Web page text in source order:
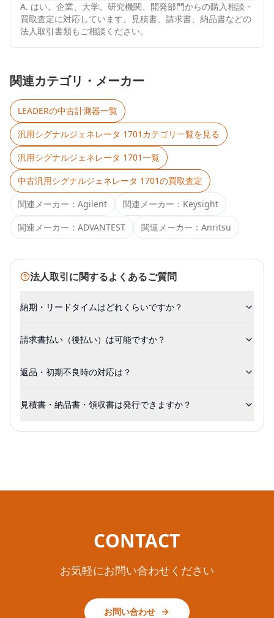
A. はい。企業、大学、研究機関、開発部門からの購入相談・
買取査定に対応しています。見積書、請求書、納品書などの
法人取引書類もご相談ください。
関連カテゴリ・メーカー
LEADERの中古計測器一覧
汎用シグナルジェネレータ 1701 カテゴリ一覧を見る
汎用シグナルジェネレータ 1701一覧
中古汎用シグナルジェネレータ 1701の買取査定
関連メーカー： Agilent 関連メーカー： Keysight
関連メーカー： ADVANTEST 関連メーカー： Anritsu
法人取引に関するよくあるご質問
納期・リードタイムはどれくらいですか？
請求書払い（後払い）は可能ですか？
返品・初期不良時の対応は？
見積書・納品書・領収書は発行できますか？
CONTACT
お気軽にお問い合わせください
お問い合わせ